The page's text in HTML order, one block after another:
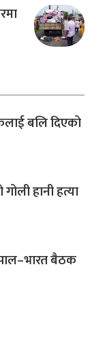
बलि दिएको
हानी हत्या
बैठक